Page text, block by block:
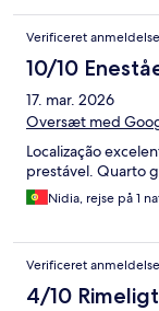
Verificeret anmeldelse
10/10
17. mar. 2026
Oversæt med
Localização
prestável. Quarto
Nidia, rejse på 1
Verificeret anmeldelse
4/10 Rimeligt